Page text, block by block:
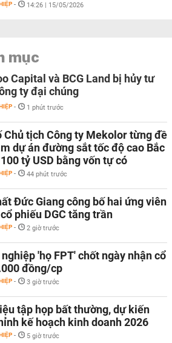
- 14:26 | 15/05/2026
mục
Capital và BCG Land bị hủy tư
ty đại chúng
- 1 phút trước
Chủ tịch Công ty Mekolor từng đề
dự án đường sắt tốc độ cao Bắc
tỷ USD bằng vốn tự có
- 44 phút trước
Đức Giang công bố hai ứng viên
phiếu DGC tăng trần
- 2 giờ trước
'họ FPT' chốt ngày nhận cổ
đồng/cp
- 3 giờ trước
tập họp bất thường, dự kiến
kế hoạch kinh doanh 2026
- 5 giờ trước